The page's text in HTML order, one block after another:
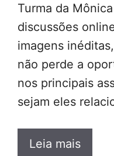
Turma da
discussões
imagens
não perde a
nos principais
sejam eles
Leia mais